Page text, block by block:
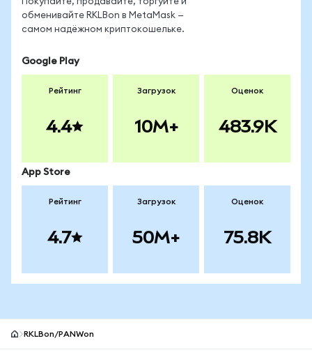
обменивайте RKLBon в MetaMask —
самом надёжном криптокошельке.
Google Play
Рейтинг
4.4
Загрузок
10M+
Оценок
483.9K
App Store
Рейтинг
4.7
Загрузок
50M+
Оценок
75.8K
RKLBon/PANWon